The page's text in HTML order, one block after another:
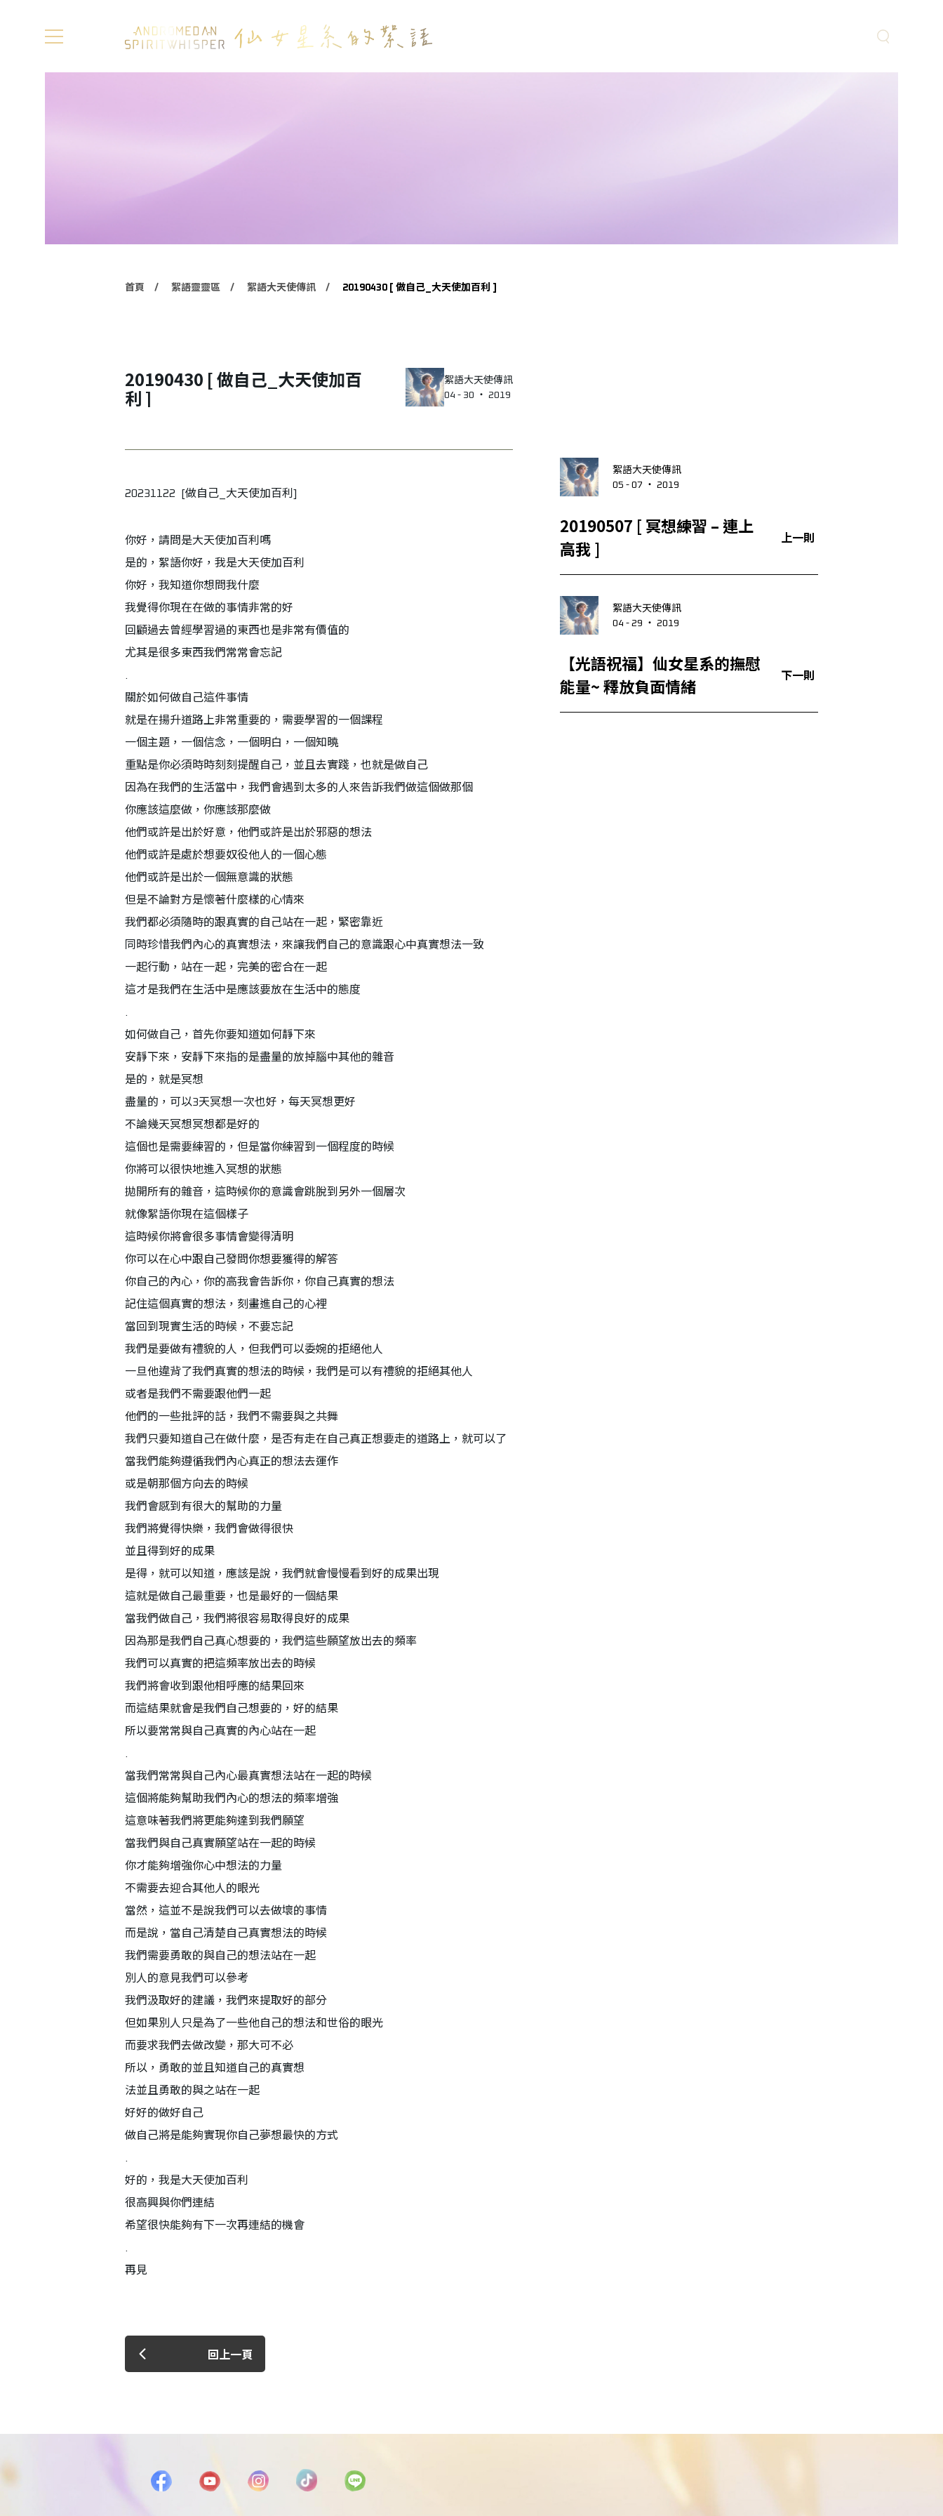
首頁 絮語靈靈區 絮語大天使傳訊 20190430 [ 做自己_大天使加百利 ]
絮語大天使傳訊
05 - 07 ‧ 2019
20190507 [ 冥想練習 – 連上
高我 ]
上一則
絮語大天使傳訊
04 - 29 ‧ 2019
【光語祝福】仙女星系的撫慰
能量~ 釋放負面情緒
下一則
20190430 [ 做自己_大天使加百
利 ]
絮語大天使傳訊
04 - 30 ‧ 2019
20231122 [做自己_大天使加百利]
你好，請問是大天使加百利嗎
是的，絮語你好，我是大天使加百利
你好，我知道你想問我什麼
我覺得你現在在做的事情非常的好
回顧過去曾經學習過的東西也是非常有價值的
尤其是很多東西我們常常會忘記
.
關於如何做自己這件事情
就是在揚升道路上非常重要的，需要學習的一個課程
一個主題，一個信念，一個明白，一個知曉
重點是你必須時時刻刻提醒自己，並且去實踐，也就是做自己
因為在我們的生活當中，我們會遇到太多的人來告訴我們做這個做那個
你應該這麼做，你應該那麼做
他們或許是出於好意，他們或許是出於邪惡的想法
他們或許是處於想要奴役他人的一個心態
他們或許是出於一個無意識的狀態
但是不論對方是懷著什麼樣的心情來
我們都必須隨時的跟真實的自己站在一起，緊密靠近
同時珍惜我們內心的真實想法，來讓我們自己的意識跟心中真實想法一致
一起行動，站在一起，完美的密合在一起
這才是我們在生活中是應該要放在生活中的態度
.
如何做自己，首先你要知道如何靜下來
安靜下來，安靜下來指的是盡量的放掉腦中其他的雜音
是的，就是冥想
盡量的，可以3天冥想一次也好，每天冥想更好
不論幾天冥想冥想都是好的
這個也是需要練習的，但是當你練習到一個程度的時候
你將可以很快地進入冥想的狀態
拋開所有的雜音，這時候你的意識會跳脫到另外一個層次
就像絮語你現在這個樣子
這時候你將會很多事情會變得清明
你可以在心中跟自己發問你想要獲得的解答
你自己的內心，你的高我會告訴你，你自己真實的想法
記住這個真實的想法，刻畫進自己的心裡
當回到現實生活的時候，不要忘記
我們是要做有禮貌的人，但我們可以委婉的拒絕他人
一旦他違背了我們真實的想法的時候，我們是可以有禮貌的拒絕其他人
或者是我們不需要跟他們一起
他們的一些批評的話，我們不需要與之共舞
我們只要知道自己在做什麼，是否有走在自己真正想要走的道路上，就可以了
當我們能夠遵循我們內心真正的想法去運作
或是朝那個方向去的時候
我們會感到有很大的幫助的力量
我們將覺得快樂，我們會做得很快
並且得到好的成果
是得，就可以知道，應該是說，我們就會慢慢看到好的成果出現
這就是做自己最重要，也是最好的一個結果
當我們做自己，我們將很容易取得良好的成果
因為那是我們自己真心想要的，我們這些願望放出去的頻率
我們可以真實的把這頻率放出去的時候
我們將會收到跟他相呼應的結果回來
而這結果就會是我們自己想要的，好的結果
所以要常常與自己真實的內心站在一起
.
當我們常常與自己內心最真實想法站在一起的時候
這個將能夠幫助我們內心的想法的頻率增強
這意味著我們將更能夠達到我們願望
當我們與自己真實願望站在一起的時候
你才能夠增強你心中想法的力量
不需要去迎合其他人的眼光
當然，這並不是說我們可以去做壞的事情
而是說，當自己清楚自己真實想法的時候
我們需要勇敢的與自己的想法站在一起
別人的意見我們可以參考
我們汲取好的建議，我們來提取好的部分
但如果別人只是為了一些他自己的想法和世俗的眼光
而要求我們去做改變，那大可不必
所以，勇敢的並且知道自己的真實想
法並且勇敢的與之站在一起
好好的做好自己
做自己將是能夠實現你自己夢想最快的方式
.
好的，我是大天使加百利
很高興與你們連結
希望很快能夠有下一次再連結的機會
.
再見
回上一頁